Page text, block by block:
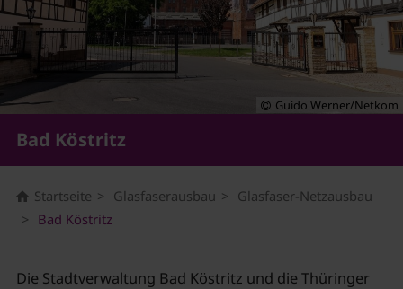
Guido Werner/Netkom
Bad Köstritz
Startseite Glasfaserausbau
Glasfaser-Netzausbau
Bad Köstritz
Die Stadtverwaltung Bad Köstritz und die Thüringer